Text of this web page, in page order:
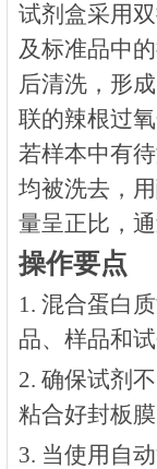
试剂盒采用
及标准品中
后清洗，形
联的辣根过
若样本中有
均被洗去，
量呈正比，
操作要点
1. 混合蛋白
品、样品和
2. 确保试剂
粘合好封板
3. 当使用自